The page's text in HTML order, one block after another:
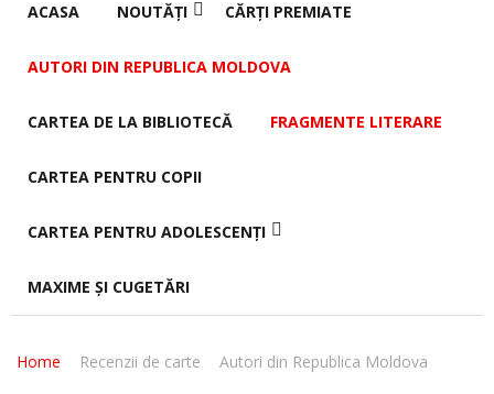
ACASA NOUTĂȚI CĂRȚI PREMIATE
AUTORI DIN REPUBLICA MOLDOVA
CARTEA DE LA BIBLIOTECĂ FRAGMENTE LITERARE
CARTEA PENTRU COPII
CARTEA PENTRU ADOLESCENȚI
MAXIME ȘI CUGETĂRI
Home Recenzii de carte Autori din Republica Moldova